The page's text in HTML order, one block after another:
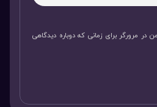
در مرورگر برای زمانی که دوباره دیدگاهی